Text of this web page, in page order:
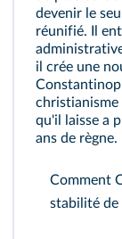
devenir le
réunifié. Il
il crée une
christianisme
qu'il laisse a
ans de règne.
Comment
stabilité de